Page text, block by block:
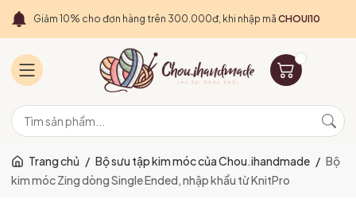
Giảm 10% cho đơn hàng trên 300.000đ, khi nhập mã CHOUI10
Trang chủ / Bộ sưu tập kim móc của Chou.ihandmade / Bộ
kim móc Zing dòng Single Ended, nhập khẩu từ KnitPro